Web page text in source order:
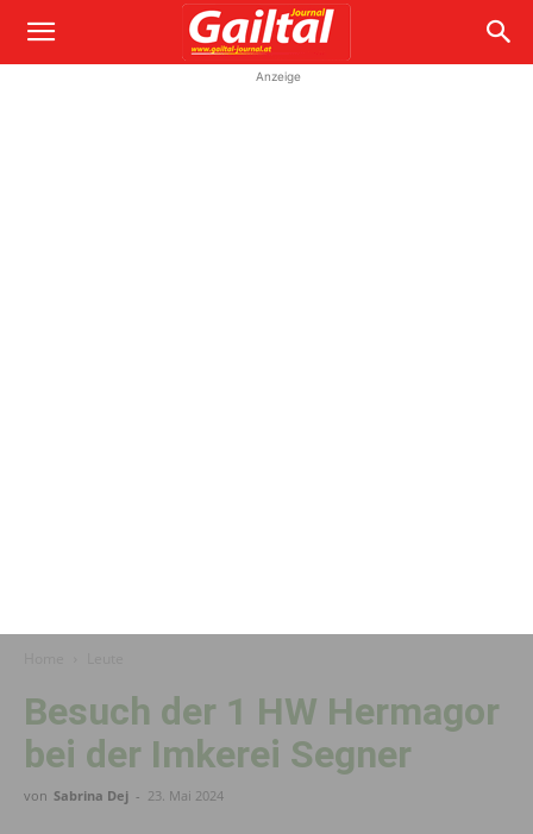
Anzeige
Besuch der 1 HW Hermagor
bei der Imkerei Segner
von Sabrina Dej - 23. Mai 2024